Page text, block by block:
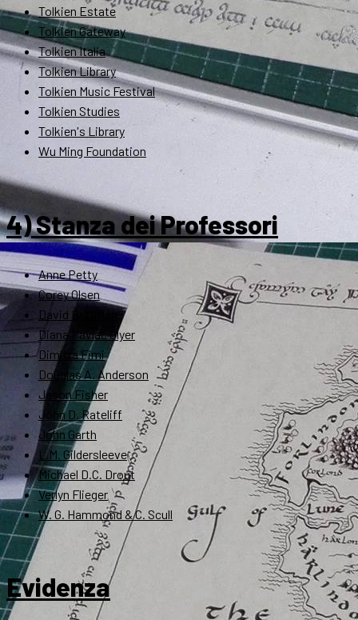
Tolkien Estate
Tolkien Gateway
Tolkien Italia
Tolkien Library
Tolkien Music Festival
Tolkien Studies
Tolkien's Library
Wu Ming Foundation
4) Stanza dei Professori
Anne Petty
Corey Olsen
David Bratman
Diana Pavlac Glyer
Dimitra Fimi
Douglas A. Anderson
Jason Fisher
John D. Rateliff
John Garth
L.M. Gildersleeve
Michael D.C. Drout
Verlyn Flieger
W. G. Hammond & C. Scull
Evidenza